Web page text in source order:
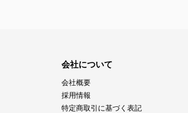
会社について
会社概要
採用情報
特定商取引に基づく表記